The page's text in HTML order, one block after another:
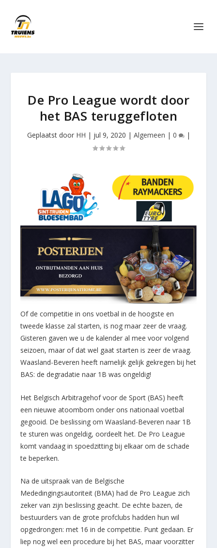
De Pro League wordt door
het BAS teruggefloten
Geplaatst door HH | jul 9, 2020 | Algemeen | 0 |
Of de competitie in ons voetbal in de hoogste en
tweede klasse zal starten, is nog maar zeer de vraag.
Gisteren gaven we u de kalender al mee voor volgend
seizoen, maar of dat wel gaat starten is zeer de vraag.
Waasland-Beveren heeft namelijk gelijk gekregen bij het
BAS: de degradatie naar 1B was ongeldig!
Het Belgisch Arbitragehof voor de Sport (BAS) heeft
een nieuwe atoombom onder ons nationaal voetbal
gegooid. De beslissing om Waasland-Beveren naar 1B
te sturen was ongeldig, oordeelt het. De Pro League
komt vandaag in spoedzitting bij elkaar om de schade
te beperken.
Na de uitspraak van de Belgische
Mededingingsautoriteit (BMA) had de Pro League zich
zeker van zijn beslissing geacht. De echte bazen, de
bestuurders van de grote profclubs hadden hun wil
opgedrongen: met 16 in de competitie. Punt gedaan. Er
liep nog wel een procedure bij het BAS, maar voorzitter